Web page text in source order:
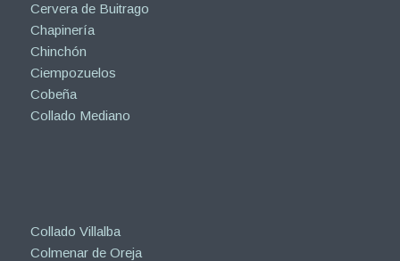
Cervera de Buitrago
Chapinería
Chinchón
Ciempozuelos
Cobeña
Collado Mediano
Collado Villalba
Colmenar de Oreja